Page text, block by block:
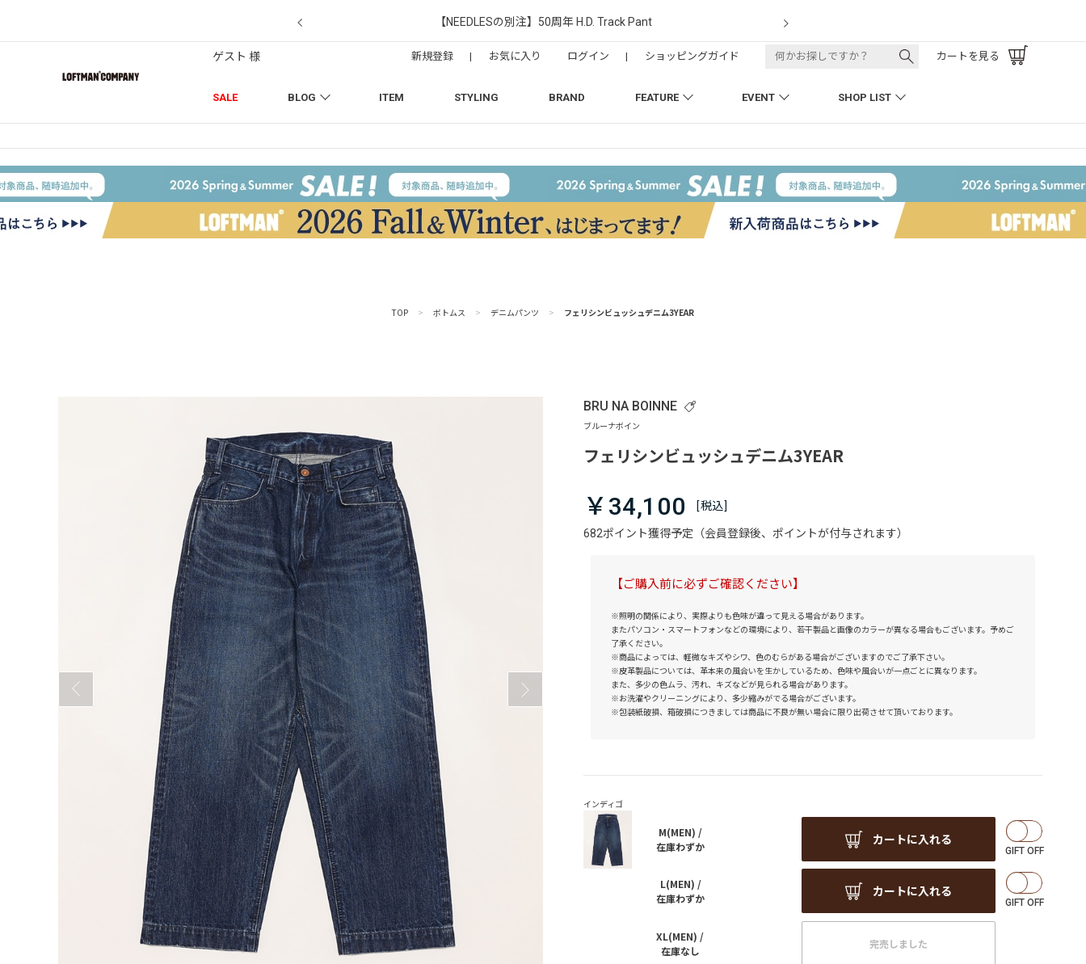
【NEEDLESの別注】50周年 H.D. Track Pant
SALE BLOG ITEM STYLING BRAND FEATURE EVENT SHOP LIST
ゲスト 様 新規登録 | お気に入り ログイン | ショッピングガイド カートを見る
TOP > ボトムス > デニムパンツ > フェリシンビュッシュデニム3YEAR
BRU NA BOINNE
フェリシンビュッシュデニム3YEAR
682ポイント獲得予定（会員登録後、ポイントが付与されます）
￥34,100
【ご購入前に必ずご確認ください】
※照明の関係により、実際よりも色味が違って見える場合があります。
またパソコン・スマートフォンなどの環境により、若干製品と画像のカラーが異なる場合もございます。予めご
了承ください。
※商品によっては、軽微なキズやシワ、色のむらがある場合がございますのでご了承下さい。
※皮革製品については、革本来の風合いを生かしているため、色味や風合いが一点ごとに異なります。
また、多少の色ムラ、汚れ、キズなどが見られる場合があります。
※お洗濯やクリーニングにより、多少縮みがでる場合がございます。
※包装紙破損、箱破損につきましては商品に不良が無い場合に限り出荷させて頂いております。
M(MEN) /
在庫わずか
カートに入れる
L(MEN) /
在庫わずか
カートに入れる
XL(MEN) /
在庫なし
完売しました